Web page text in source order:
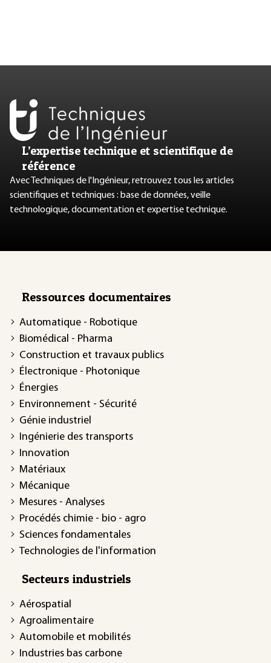
L’expertise technique et scientifique de
référence
Avec Techniques de l'Ingénieur, retrouvez tous les articles
scientifiques et techniques : base de données, veille
technologique, documentation et expertise technique.
Ressources documentaires
Automatique - Robotique
Biomédical - Pharma
Construction et travaux publics
Électronique - Photonique
Énergies
Environnement - Sécurité
Génie industriel
Ingénierie des transports
Innovation
Matériaux
Mécanique
Mesures - Analyses
Procédés chimie - bio - agro
Sciences fondamentales
Technologies de l'information
Secteurs industriels
Aérospatial
Agroalimentaire
Automobile et mobilités
Industries bas carbone